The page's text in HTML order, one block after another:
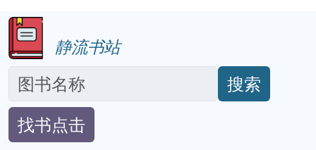
静流书站
搜索
找书点击